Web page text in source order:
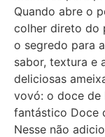
avaliações
de clientes
Quando abre o
colher direto do
o segredo para
sabor, textura e
deliciosas
vovó: o doce de
fantástico Doce
Nesse não